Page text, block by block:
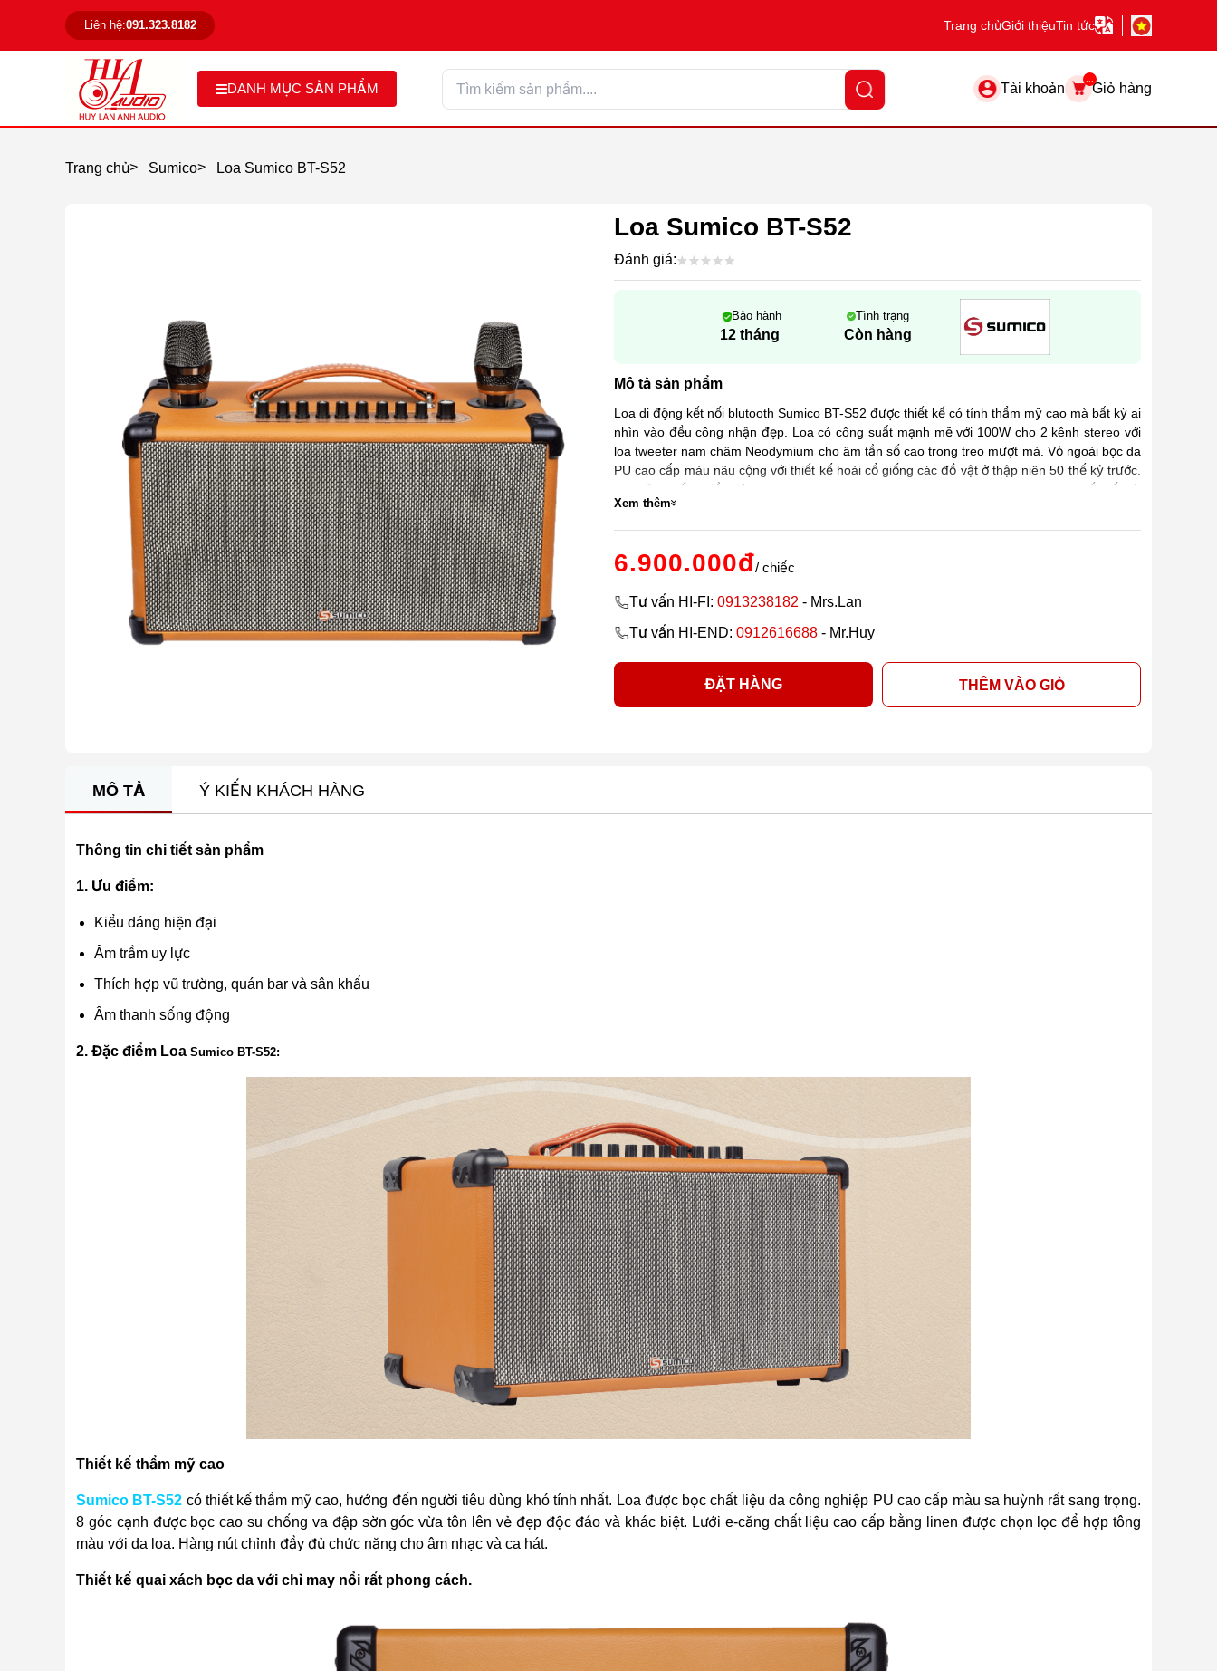
Liên hệ:091.323.8182 Trang chủGiới thiệuTin tức
DANH MỤC SẢN PHẨM Tài khoản
...
Giỏ hàng
Trang chủ> Sumico> Loa Sumico BT-S52
Loa Sumico BT-S52
Đánh giá:
Bảo hành
12 tháng
Tình trạng
Còn hàng
Mô tả sản phẩm
Loa di động kết nối blutooth Sumico BT-S52 được thiết kế có tính thẩm mỹ cao mà bất kỳ ai
nhìn vào đều công nhận đẹp. Loa có công suất mạnh mẽ với 100W cho 2 kênh stereo với
loa tweeter nam châm Neodymium cho âm tần số cao trong treo mượt mà. Vỏ ngoài bọc da
PU cao cấp màu nâu cộng với thiết kế hoài cổ giống các đồ vật ở thập niên 50 thế kỷ trước.
Loa cũng bố trí đầy đủ các ngõ vào như HDMI, Optical, AUx, cho phép chúng ta kết nối với
bất kỳ thiết bị nào. Đặc biệt hơn nữa loa đi kèm với 2 micro cao cấp, cho phép chúng ta có
thể ca hát vui vẻ với gia đình và bạn bè. Đây thực sự là một chiếc loa cho mọi nhà.
Xem thêm
6.900.000đ/ chiếc
Tư vấn HI-FI: 0913238182 - Mrs.Lan
Tư vấn HI-END: 0912616688 - Mr.Huy
ĐẶT HÀNG THÊM VÀO GIỎ
MÔ TẢ Ý KIẾN KHÁCH HÀNG
Thông tin chi tiết sản phẩm
1. Ưu điểm:
Kiểu dáng hiện đại
Âm trầm uy lực
Thích hợp vũ trường, quán bar và sân khấu
Âm thanh sống động
2. Đặc điểm Loa Sumico BT-S52:
Thiết kế thẩm mỹ cao
Sumico BT-S52 có thiết kế thẩm mỹ cao, hướng đến người tiêu dùng khó tính nhất. Loa được bọc chất liệu da công nghiệp PU cao cấp màu sa huỳnh rất sang trọng.
8 góc cạnh được bọc cao su chống va đập sờn góc vừa tôn lên vẻ đẹp độc đáo và khác biệt. Lưới e-căng chất liệu cao cấp bằng linen được chọn lọc để hợp tông
màu với da loa. Hàng nút chỉnh đầy đủ chức năng cho âm nhạc và ca hát.
Thiết kế quai xách bọc da với chỉ may nổi rất phong cách.